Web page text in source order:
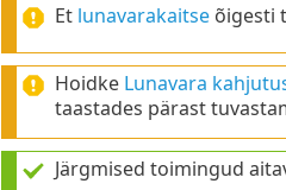
Et lunavarakaitseõigesti
Hoidke Lunavara
taastades pärast
Järgmised toimingud